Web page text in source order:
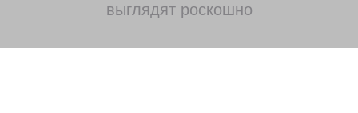
выглядят роскошно